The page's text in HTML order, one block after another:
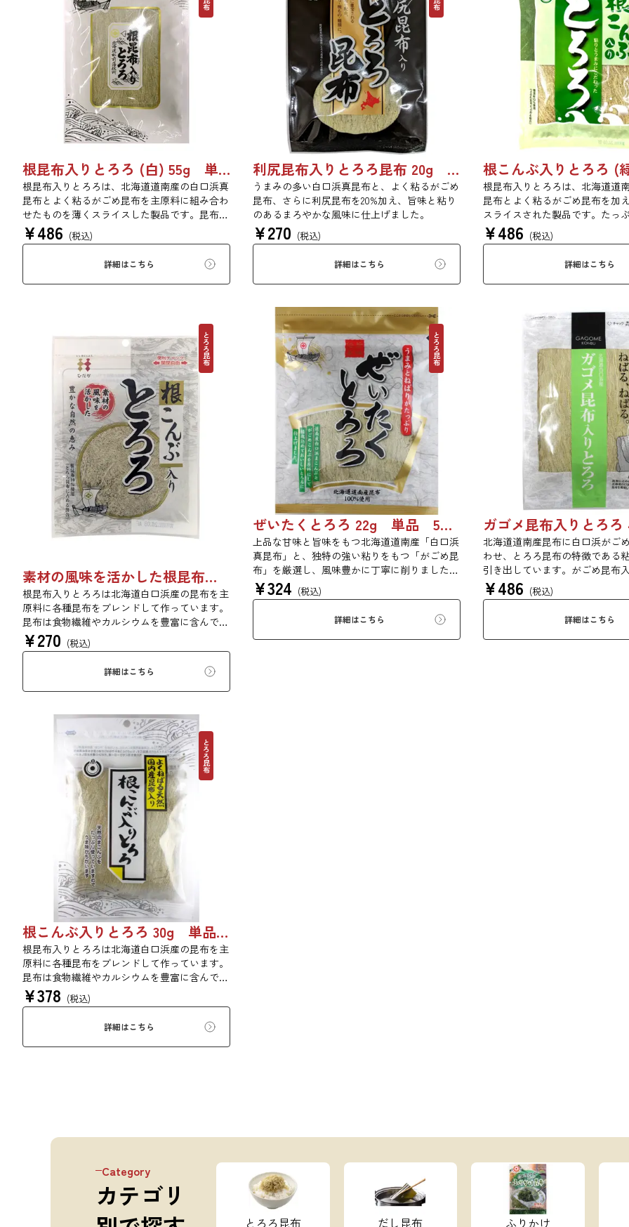
根昆布入りとろろ (白) 55g 単品 5袋 20袋 3429
根昆布入りとろろは、北海道道南産の白口浜真
昆布とよく粘るがごめ昆布を主原料に組み合わ
せたものを薄くスライスした製品です。昆布本
来の風味を存分にご賞味ください。
¥486 (税込)
詳細はこちら
利尻昆布入りとろろ昆布 20g 3436
うまみの多い白口浜真昆布と、よく粘るがごめ
昆布、さらに利尻昆布を20%加え、旨味と粘り
のあるまろやかな風味に仕上げました。
¥270 (税込)
詳細はこちら
根昆布入りとろろは、北海道道
昆布とよく粘るがごめ昆布を加
スライスされた製品です。たっ
りがあり、昆布本来の風味を存
だけます。現代の食生活にぜひ
¥486 (税込)
詳細はこちら
とろろ昆布
素材の風味を活かした根昆布入りとろろ 23g 単品 5袋セット 20袋セット 3481
根昆布入りとろろは北海道白口浜産の昆布を主
原料に各種昆布をブレンドして作っています。
昆布は食物繊維やカルシウムを豊富に含んでい
ます。薄くふんわりと削っており、ご飯やお吸
い物、うどんに入れて美味しく召し上がれま
す。お口の中でとろーり、つるっと広がる根昆
布入りとろろを是非ご賞味ください。
¥270 (税込)
詳細はこちら
とろろ昆布
ぜいたくとろろ 22g 単品 5袋セット 20袋セット 1743
上品な甘味と旨味をもつ北海道道南産「白口浜
真昆布」と、独特の強い粘りをもつ「がごめ昆
布」を厳選し、風味豊かに丁寧に削りました。
ぜいたくな味を、思う存分にご堪能ください。
¥324 (税込)
詳細はこちら
北海道道南産昆布に白口浜がご
わせ、とろろ昆布の特徴である
引き出しています。がごめ昆布
りと旨味をぜひご賞味ください
¥486 (税込)
詳細はこちら
とろろ昆布
根こんぶ入りとろろ 30g 単品 5袋セット 20袋セット 1877
根昆布入りとろろは北海道白口浜産の昆布を主
原料に各種昆布をブレンドして作っています。
昆布は食物繊維やカルシウムを豊富に含んでい
ます。薄くふんわりと削っており、ご飯やお吸
い物、うどんに入れて美味しく召し上がれま
す。お口の中でとろーり、つるっと広がる根昆
布入りとろろを是非ご賞味ください。
¥378 (税込)
詳細はこちら
Category
カテゴリ
とろろ昆布 だし昆布 ふりかけ